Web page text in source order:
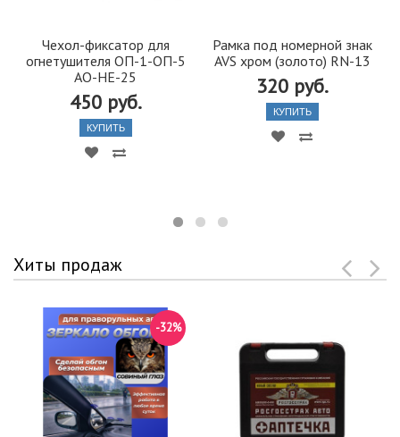
Чехол-фиксатор для
огнетушителя ОП-1-ОП-5
AO-HE-25
450 руб.
КУПИТЬ
Рамка под номерной знак
AVS хром (золото) RN-13
320 руб.
КУПИТЬ
Хиты продаж
-32%